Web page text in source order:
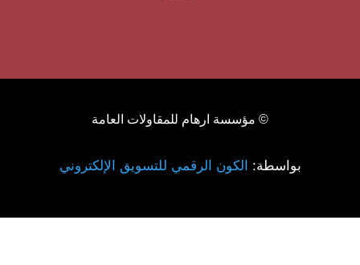
© مؤسسة ارهام للمقاولات العامة
بواسطة: الكون الرقمي للتسويق الإلكتروني